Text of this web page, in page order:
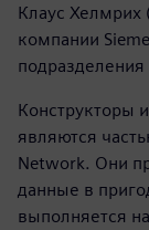
Клаус Хелмрих
компании
Конструкторы
являются
Network. Они
данные в
выполняется